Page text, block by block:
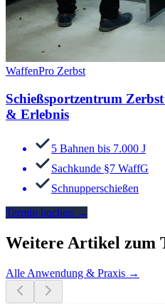
WaffenPro Zerbst
Schießsportzentrum
& Erlebnis
5 Bahnen bis 7.000 J
Sachkunde §7 WaffG
Schnupperschießen
Termin buchen →
Weitere Artikel zum
Alle Anwendung & Praxis →